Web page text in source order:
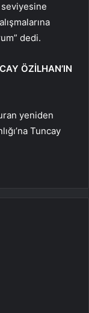
seviyesine
dedi.
ÖZİLHAN’IN
yeniden
Tuncay